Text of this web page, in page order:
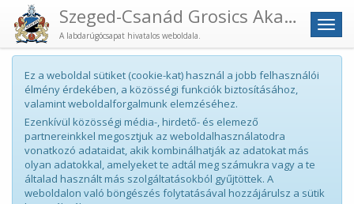
Menü
Szeged-Csanád Grosics Akadémia
A labdarúgócsapat hivatalos weboldala.
Ez a weboldal sütiket (cookie-kat) használ a jobb felhasználói
élmény érdekében, a közösségi funkciók biztosításához,
valamint weboldalforgalmunk elemzéséhez.
Ezenkívül közösségi média-, hirdető- és elemező
partnereinkkel megosztjuk az weboldalhasználatodra
vonatkozó adataidat, akik kombinálhatják az adatokat más
olyan adatokkal, amelyeket te adtál meg számukra vagy a te
általad használt más szolgáltatásokból gyűjtöttek. A
weboldalon való böngészés folytatásával hozzájárulsz a sütik